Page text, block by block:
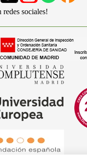
redes sociales!